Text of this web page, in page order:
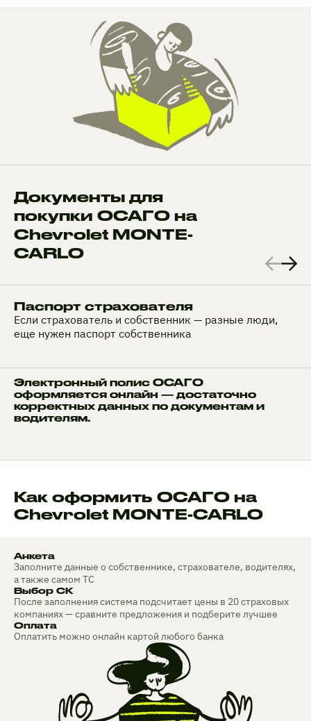
Документы для
покупки ОСАГО на
Chevrolet MONTE-
CARLO
Паспорт страхователя
Если страхователь и собственник — разные люди,
еще нужен паспорт собственника
Электронный полис ОСАГО
оформляется онлайн — достаточно
корректных данных по документам и
водителям.
Как оформить ОСАГО на
Chevrolet MONTE-CARLO
Анкета
Заполните данные о собственнике, страхователе, водителях,
а также самом ТС
Выбор СК
После заполнения система подсчитает цены в 20 страховых
компаниях — сравните предложения и подберите лучшее
Оплата
Оплатить можно онлайн картой любого банка